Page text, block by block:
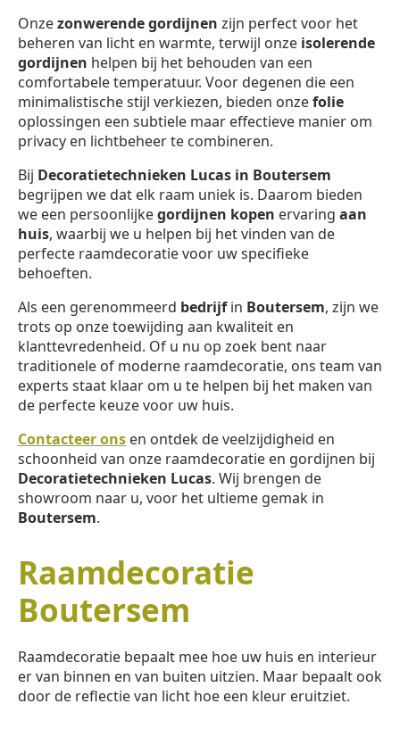
Onzezonwerende gordijnen zijn perfect voor het
beheren van licht en warmte, terwijl onze isolerende
gordijnen helpen bij het behouden van een
comfortabele temperatuur. Voor degenen die een
minimalistische stijl verkiezen, bieden onzefolie
oplossingen een subtiele maar effectieve manier om
privacy en lichtbeheer te combineren.
Bij Decoratietechnieken Lucas in Boutersem
begrijpen we dat elk raam uniek is. Daarom bieden
we een persoonlijkegordijnen kopen ervaring aan
huis, waarbij we u helpen bij het vinden van de
perfecte raamdecoratie voor uw specifieke
behoeften.
Als een gerenommeerd bedrijfin Boutersem, zijn we
trots op onze toewijding aan kwaliteit en
klanttevredenheid. Of u nu op zoek bent naar
traditionele of moderne raamdecoratie, ons team van
experts staat klaar om u te helpen bij het maken van
de perfecte keuze voor uw huis.
Contacteer ons en ontdek de veelzijdigheid en
schoonheid van onze raamdecoratie en gordijnen bij
Decoratietechnieken Lucas. Wij brengen de
showroom naar u, voor het ultieme gemak in
Boutersem.
Raamdecoratie
Boutersem
Raamdecoratie bepaalt mee hoe uw huis en interieur
er van binnen en van buiten uitzien. Maar bepaalt ook
door de reflectie van licht hoe een kleur eruitziet.